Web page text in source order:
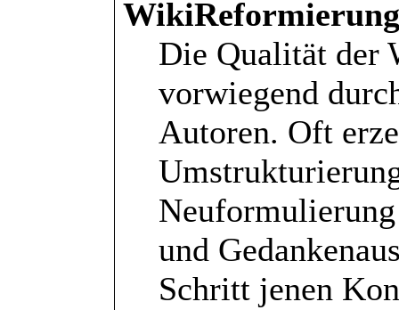
WikiReformierung
Die Qualität der
vorwiegend
Autoren. Oft
und
Schritt jenen